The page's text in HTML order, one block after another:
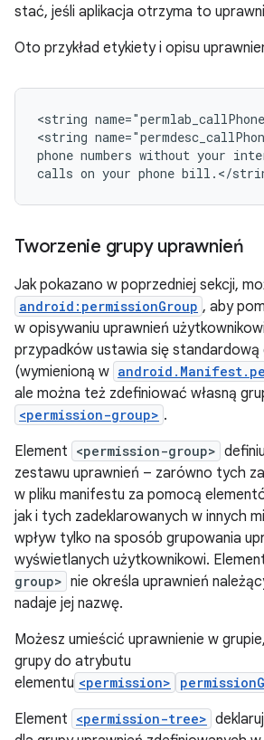
stać, jeśli aplikacja otrzyma to
Oto przykład etykiety i opisu
<string
<string
phone numbers without your
calls on your phone bill.</
Tworzenie grupy uprawnień
Jak pokazano w poprzedniej sekcji,
android:permissionGroup , aby
w opisywaniu uprawnień
przypadków ustawia się
(wymienioną w
ale można też zdefiniować własną
<permission-group> .
Element <permission-group>
zestawu uprawnień – zarówno tych
w pliku manifestu za pomocą
jak i tych zadeklarowanych w innych
wpływ tylko na sposób grupowania
wyświetlanych użytkownikowi.
group> nie określa uprawnień
nadaje jej nazwę.
Możesz umieścić uprawnienie w
grupy do atrybutu
elementu <permission>
Element <permission-tree>